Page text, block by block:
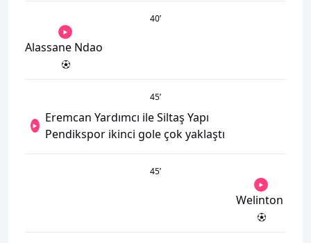
40’
Alassane Ndao
45’
Eremcan Yardımcı ile Siltaş Yapı
Pendikspor ikinci gole çok yaklaştı
45’
Welinton